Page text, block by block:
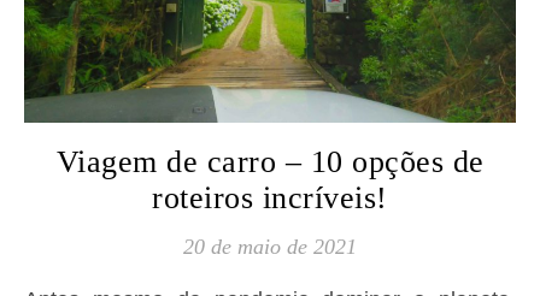
Viagem de carro – 10 opções de
roteiros incríveis!
20 de maio de 2021